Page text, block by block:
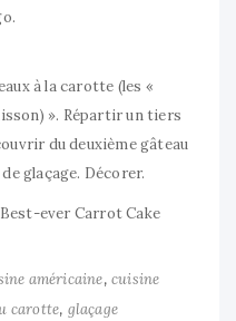
à la carotte (les «
». Répartir un tiers
du deuxième gâteau
glaçage. Décorer.
américaine, cuisine
carotte, glaçage